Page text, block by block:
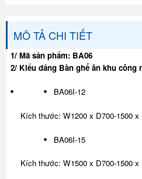
MÔ TẢ CHI TIẾT
1/ Mã sản phẩm: BA06
2/ Kiểu dáng Bàn ghế ăn khu công
BA06I-12
Kích thước: W1200 x D700-1500 x
BA06I-15
Kích thước: W1500 x D700-1500 x